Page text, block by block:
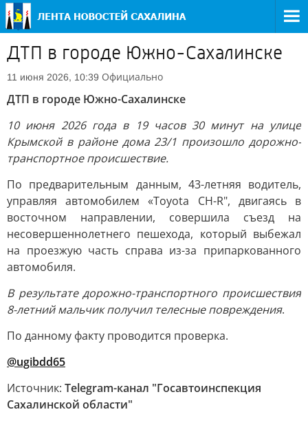
ДТП в городе Южно-Сахалинске
11 июня 2026, 10:39 Официально
ДТП в городе Южно-Сахалинске
10 июня 2026 года в 19 часов 30 минут на улице
Крымской в районе дома 23/1 произошло дорожно-
транспортное происшествие.
По предварительным данным, 43-летняя водитель,
управляя автомобилем «Toyota CH-R", двигаясь в
восточном направлении, совершила съезд на
несовершеннолетнего пешехода, который выбежал
на проезжую часть справа из-за припаркованного
автомобиля.
В результате дорожно-транспортного происшествия
8-летний мальчик получил телесные повреждения.
По данному факту проводится проверка.
@ugibdd65
Источник: Telegram-канал "Госавтоинспекция
Сахалинской области"